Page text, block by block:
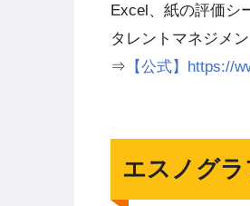
Excel、紙の評価シ
タレントマネジメ
⇒ 【公式】https://
エスノグ